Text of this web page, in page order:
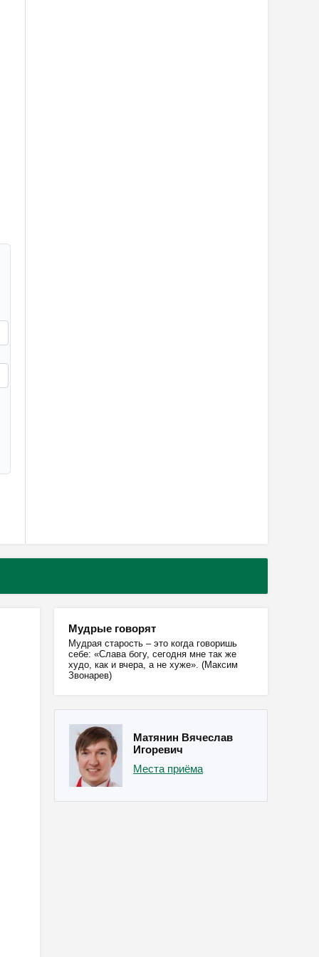
Мудрые говорят
Мудрая старость – это когда говоришь
себе: «Слава богу, сегодня мне так же
худо, как и вчера, а не хуже». (Максим
Звонарев)
Матянин Вячеслав
Игоревич
Места приёма